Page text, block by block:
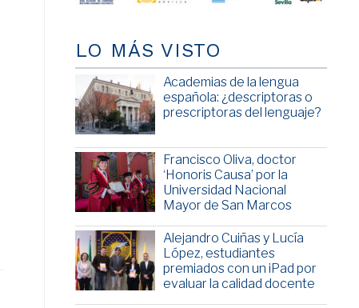
LO MÁS VISTO
Academias de la lengua
española: ¿descriptoras o
prescriptoras del lenguaje?
Francisco Oliva, doctor
‘Honoris Causa’ por la
Universidad Nacional
Mayor de San Marcos
Alejandro Cuiñas y Lucía
López, estudiantes
premiados con un iPad por
evaluar la calidad docente